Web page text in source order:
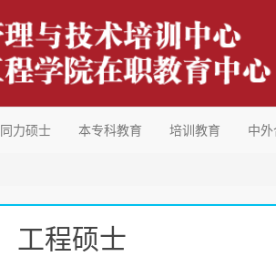
同力硕士 本专科教育 培训教育 中
工程硕士